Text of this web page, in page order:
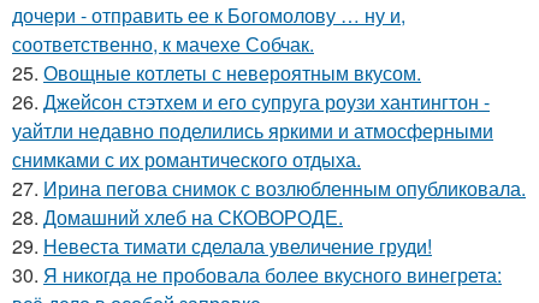
дочери - отправить ее к Богомолову … ну и,
соответственно, к мачехе Собчак.
25. Овощные котлеты с невероятным вкусом.
26. Джейсон стэтхем и его супруга роузи хантингтон -
уайтли недавно поделились яркими и атмосферными
снимками с их романтического отдыха.
27. Ирина пегова снимок с возлюбленным опубликовала.
28. Домашний хлеб на СКОВОРОДЕ.
29. Невеста тимати сделала увеличение груди!
30. Я никогда не пробовала более вкусного винегрета: